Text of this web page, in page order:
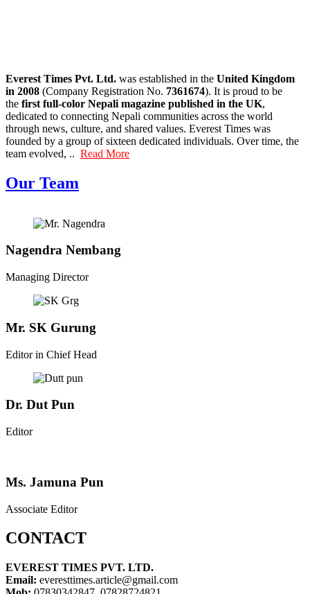
Everest Times Pvt. Ltd. was established in the United Kingdom
in 2008 (Company Registration No. 7361674). It is proud to be
the first full-color Nepali magazine published in the UK,
dedicated to connecting Nepali communities across the world
through news, culture, and shared values. Everest Times was
founded by a group of sixteen dedicated individuals. Over time, the
team evolved, .. Read More
Our Team
Nagendra Nembang
Managing Director
Mr. SK Gurung
Editor in Chief Head
Dr. Dut Pun
Editor
Ms. Jamuna Pun
Associate Editor
CONTACT
EVEREST TIMES PVT. LTD.
Email: everesttimes.article@gmail.com